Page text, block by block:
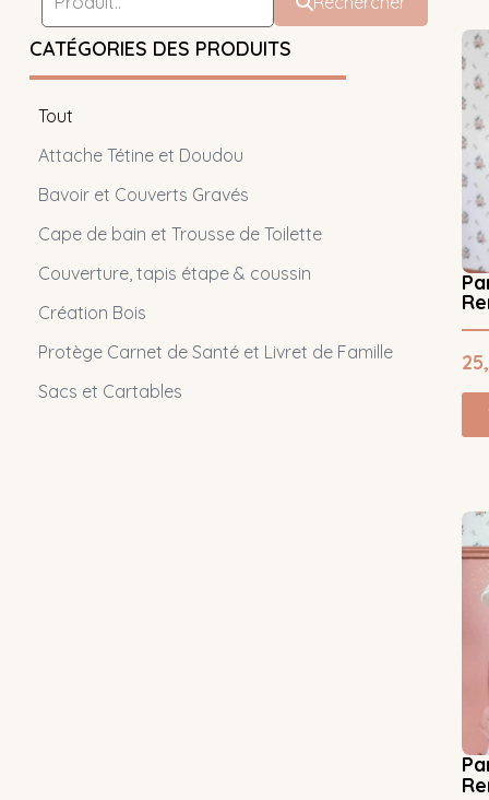
CATÉGORIES DES PRODUITS
Attache Tétine et Doudou
Bavoir et Couverts Gravés
Cape de bain et Trousse de Toilette
Couverture, tapis étape & coussin
Création Bois
Protège Carnet de Santé et Livret de Famille
Sacs et Cartables
Tout